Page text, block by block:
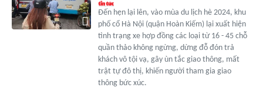
Đến hẹn lại lên, vào mùa du lịch hè 2024, khu
phố cổ Hà Nội (quận Hoàn Kiếm) lại xuất hiện
tình trạng xe hợp đồng các loại từ 16 - 45 chỗ
quần thảo không ngừng, dừng đỗ đón trả
khách vô tội vạ, gây ùn tắc giao thông, mất
trật tự đô thị, khiến người tham gia giao
thông bức xúc.